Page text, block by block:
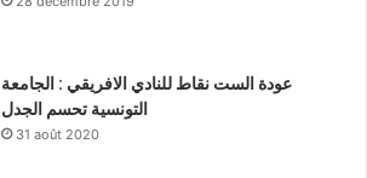
عودة الست نقاط للنادي الافريقي : الجامعة
التونسية تحسم الجدل
31 août 2020